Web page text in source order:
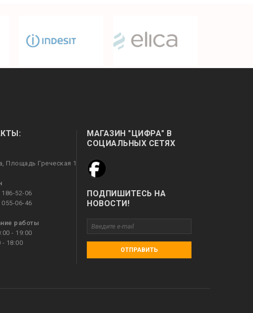
Площадь Греческая 1
52-06
06-46
работы
- 19:00
- 18:00
МАГАЗИН "ЦИФРА" В
СОЦИАЛЬНЫХ СЕТЯХ
ПОДПИШИТЕСЬ НА
НОВОСТИ!
ОТПРАВИТЬ